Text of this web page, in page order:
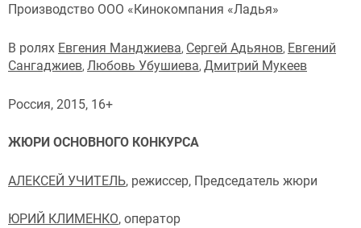
Производство ООО «Кинокомпания «Ладья»
В ролях Евгения Манджиева, Сергей Адьянов, Евгений
Сангаджиев, Любовь Убушиева, Дмитрий Мукеев
Россия, 2015, 16+
ЖЮРИ ОСНОВНОГО КОНКУРСА
АЛЕКСЕЙ УЧИТЕЛЬ, режиссер, Председатель жюри
ЮРИЙ КЛИМЕНКО, оператор